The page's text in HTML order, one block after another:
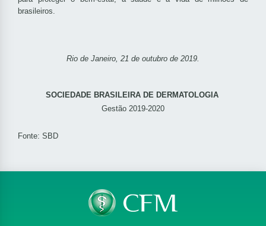
brasileiros.
Rio de Janeiro, 21 de outubro de 2019.
SOCIEDADE BRASILEIRA DE DERMATOLOGIA
Gestão 2019-2020
Fonte: SBD